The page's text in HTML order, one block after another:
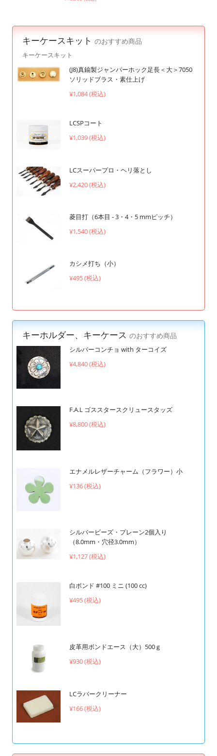
キーケースキット のおすすめ商品
キーケースキット
(J8)真鍮製ジャンパーホック足長＜大＞7050
ソリッドブラス・素仕上げ
¥1,084 (税込)
LCSPコート
¥1,039 (税込)
LCスーパープロ・ヘリ落とし
¥2,420 (税込)
菱目打（6本目 - 3・4・5 mmピッチ）
¥1,540 (税込)
カシメ打ち（小）
¥495 (税込)
キーホルダー、キーケース のおすすめ商品
シルバーコンチョ with ターコイズ
¥4,840 (税込)
F.A.L ゴススタースクリュースタッズ
¥8,800 (税込)
エナメルレザーチャーム（フラワー）小
¥136 (税込)
シルバービーズ・プレーン2個入り
（8.0mm・穴径3.0mm）
¥1,127 (税込)
白ボンド #100 ミニ (100 cc)
¥495 (税込)
皮革用ボンドエース（大）500ｇ
¥930 (税込)
LCラバークリーナー
¥166 (税込)